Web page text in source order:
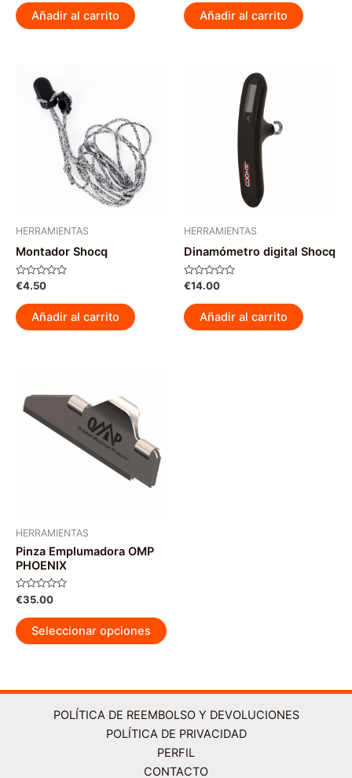
de
5
Añadir al carrito
de
5
Añadir al carrito
HERRAMIENTAS
Montador Shocq
Valorado
de
5
€4.50
Añadir al carrito
HERRAMIENTAS
Dinamómetro digital Shocq
Valorado
de
5
€14.00
Añadir al carrito
HERRAMIENTAS
Pinza Emplumadora OMP
PHOENIX
Valorado
con
de
5
€35.00
Seleccionar opciones
producto
variantes.
Las
opciones
se
pueden
POLÍTICA DE REEMBOLSO Y DEVOLUCIONES
POLÍTICA DE PRIVACIDAD
PERFIL
CONTACTO